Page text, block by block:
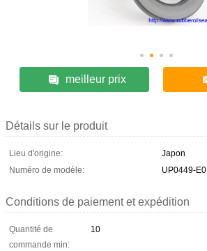
meilleur prix
Détails sur le produit
Lieu d'origine:
Japon
Numéro de modèle:
UP0449-E0
Conditions de paiement et expédition
Quantité de
commande min:
10